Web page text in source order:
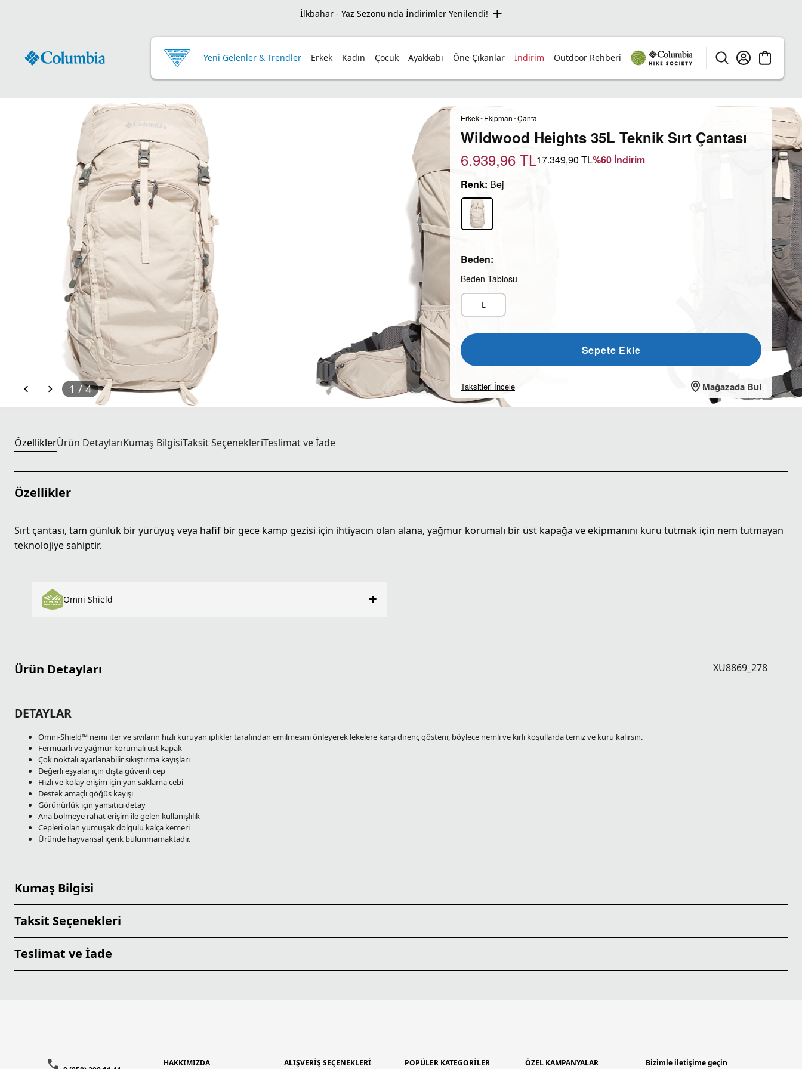
Seçili Ürünlerde Net %50 İndirim Fırsatı!
Yeni Gelenler & Trendler Erkek Kadın Çocuk Ayakkabı Öne Çıkanlar İndirim Outdoor Rehberi
1 / 4
Erkek•Ekipman•Çanta
Wildwood Heights 35L Teknik Sırt Çantası
6.939,96 TL17.349,90TL%60 İndirim
Renk: Bej
Beden:
Beden Tablosu
L
Sepete Ekle
Taksitleri İncele Mağazada Bul
ÖzelliklerÜrün DetaylarıKumaş BilgisiTaksit SeçenekleriTeslimat ve İade
Özellikler
Sırt çantası, tam günlük bir yürüyüş veya hafif bir gece kamp gezisi için ihtiyacın olan alana, yağmur korumalı bir üst kapağa ve ekipmanını kuru tutmak için nem tutmayan
teknolojiye sahiptir.
Omni Shield +
Ürün Detayları XU8869_278
DETAYLAR
Omni-Shield™ nemi iter ve sıvıların hızlı kuruyan iplikler tarafından emilmesini önleyerek lekelere karşı direnç gösterir, böylece nemli ve kirli koşullarda temiz ve kuru kalırsın.
Fermuarlı ve yağmur korumalı üst kapak
Çok noktalı ayarlanabilir sıkıştırma kayışları
Değerli eşyalar için dışta güvenli cep
Hızlı ve kolay erişim için yan saklama cebi
Destek amaçlı göğüs kayışı
Görünürlük için yansıtıcı detay
Ana bölmeye rahat erişim ile gelen kullanışlılık
Cepleri olan yumuşak dolgulu kalça kemeri
Üründe hayvansal içerik bulunmamaktadır.
Kumaş Bilgisi
Taksit Seçenekleri
Teslimat ve İade
HAKKIMIZDA ALIŞVERİŞ SEÇENEKLERİ POPÜLER KATEGORİLER ÖZEL KAMPANYALAR Bizimle iletişime geçin